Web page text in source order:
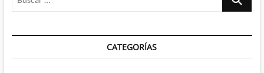
CATEGORÍAS